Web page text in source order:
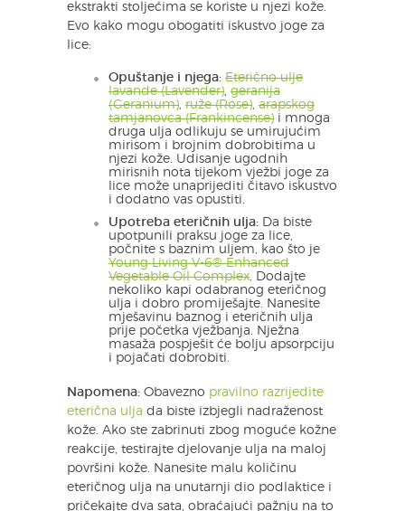
ekstrakti stoljećima se koriste u njezi kože.
Evo kako mogu obogatiti iskustvo joge za
lice:
Opuštanje i njega: Eterično ulje
lavande (Lavender), geranija
(Geranium), ruže (Rose), arapskog
tamjanovca (Frankincense) i mnoga
druga ulja odlikuju se umirujućim
mirisom i brojnim dobrobitima u
njezi kože. Udisanje ugodnih
mirisnih nota tijekom vježbi joge za
lice može unaprijediti čitavo iskustvo
i dodatno vas opustiti.
Upotreba eteričnih ulja: Da biste
upotpunili praksu joge za lice,
počnite s baznim uljem, kao što je
Young Living V-6® Enhanced
Vegetable Oil Complex. Dodajte
nekoliko kapi odabranog eteričnog
ulja i dobro promiješajte. Nanesite
mješavinu baznog i eteričnih ulja
prije početka vježbanja. Nježna
masaža pospješit će bolju apsorpciju
i pojačati dobrobiti.
Napomena: Obavezno pravilno razrijedite
eterična ulja da biste izbjegli nadraženost
kože. Ako ste zabrinuti zbog moguće kožne
reakcije, testirajte djelovanje ulja na maloj
površini kože. Nanesite malu količinu
eteričnog ulja na unutarnji dio podlaktice i
pričekajte dva sata, obraćajući pažnju na to